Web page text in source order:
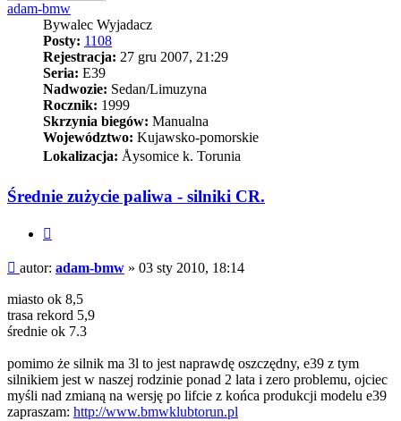
adam-bmw
Bywalec Wyjadacz
Posty: 1108
Rejestracja: 27 gru 2007, 21:29
Seria: E39
Nadwozie: Sedan/Limuzyna
Rocznik: 1999
Skrzynia biegów: Manualna
Województwo: Kujawsko-pomorskie
Lokalizacja: Åysomice k. Torunia
Średnie zużycie paliwa - silniki CR.
Post
autor: adam-bmw » 03 sty 2010, 18:14
miasto ok 8,5
trasa rekord 5,9
średnie ok 7.3
pomimo że silnik ma 3l to jest naprawdę oszczędny, e39 z tym
silnikiem jest w naszej rodzinie ponad 2 lata i zero problemu, ojciec
myśli nad zmianą na wersję po lifcie z końca produkcji modelu e39
zapraszam: http://www.bmwklubtorun.pl